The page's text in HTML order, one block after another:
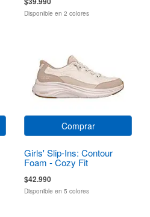
Disponible en 2 colores
Comprar
Girls' Slip-Ins: Contour
Foam - Cozy Fit
$42.990
Disponible en 5 colores